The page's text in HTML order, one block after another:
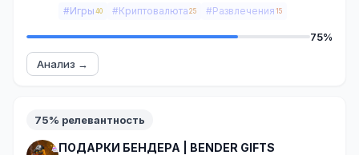
#Игры 40 #Криптовалюта 25 #Развлечения 15
75%
Анализ →
75% релевантность
ПОДАРКИ БЕНДЕРА | BENDER GIFTS